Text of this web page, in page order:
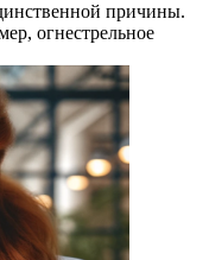
причины.
огнестрельное